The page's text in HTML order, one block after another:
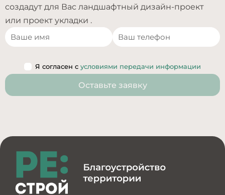
создадут для Вас ландшафтный дизайн-проект
или проект укладки .
Я согласен с условиями передачи информации
Оставьте заявку